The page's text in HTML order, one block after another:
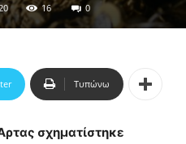
16 0
Τυπώνω
σχηματίστηκε